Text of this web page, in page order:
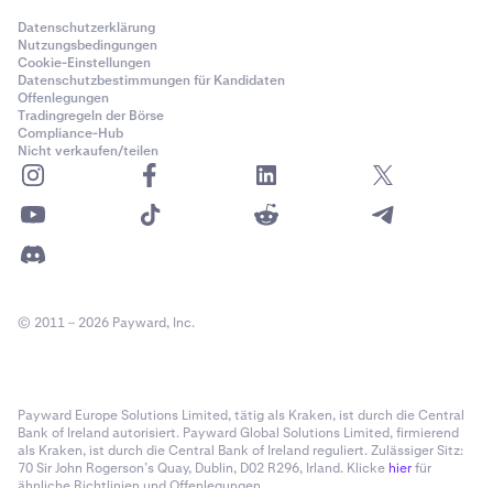
Datenschutzerklärung
Nutzungsbedingungen
Cookie-Einstellungen
Datenschutzbestimmungen für Kandidaten
Offenlegungen
Tradingregeln der Börse
Compliance-Hub
Nicht verkaufen/teilen
© 2011 – 2026 Payward, Inc.
Payward Europe Solutions Limited, tätig als Kraken, ist durch die Central
Bank of Ireland autorisiert. Payward Global Solutions Limited, firmierend
als Kraken, ist durch die Central Bank of Ireland reguliert. Zulässiger Sitz:
70 Sir John Rogerson’s Quay, Dublin, D02 R296, Irland. Klicke hierfür